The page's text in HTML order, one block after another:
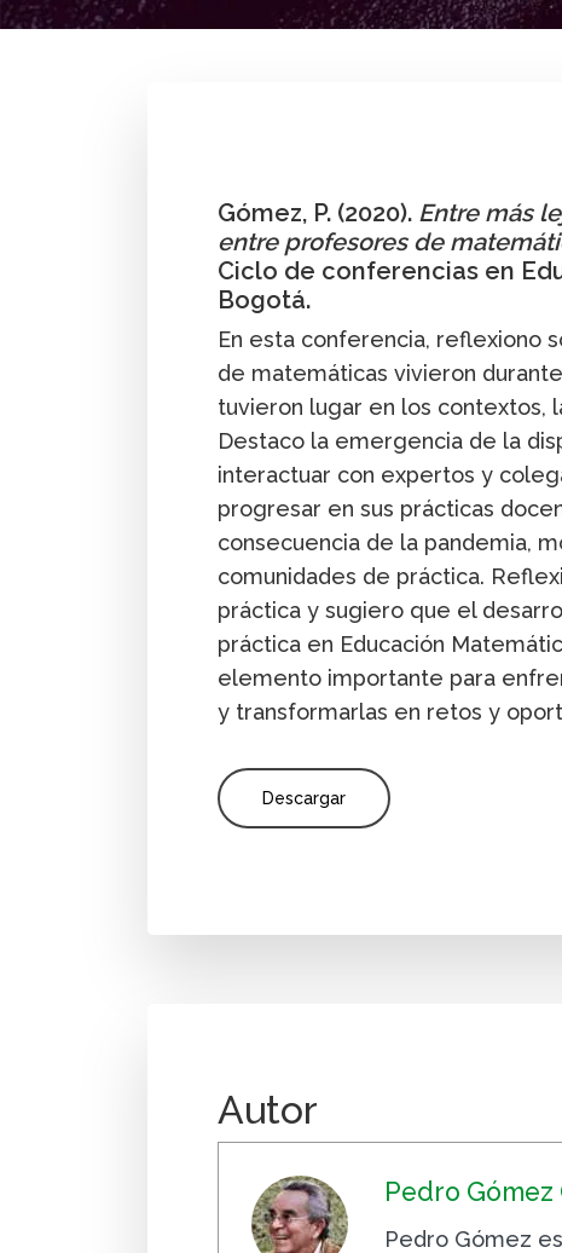
Gómez, P. (2020). Entre más
entre profesores de
Ciclo de conferencias en
Bogotá.
En esta conferencia, reflexiono
de matemáticas vivieron
tuvieron lugar en los contextos,
Destaco la emergencia de la
interactuar con expertos y
progresar en sus prácticas
consecuencia de la pandemia,
comunidades de práctica.
práctica y sugiero que el
práctica en Educación
elemento importante para
y transformarlas en retos y
Descargar
Autor
Pedro Gómez
Pedro Gómez